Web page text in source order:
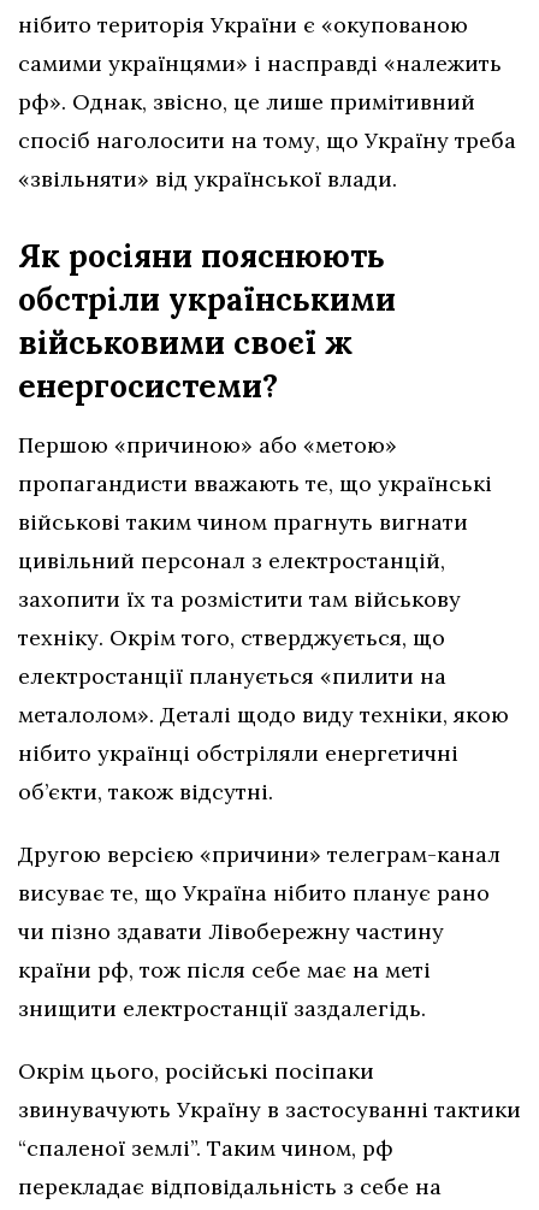
нібито територія України є «окупованою
самими українцями» і насправді «належить
рф». Однак, звісно, це лише примітивний
спосіб наголосити на тому, що Україну треба
«звільняти» від української влади.
Як росіяни пояснюють
обстріли українськими
військовими своєї ж
енергосистеми?
Першою «причиною» або «метою»
пропагандисти вважають те, що українські
військові таким чином прагнуть вигнати
цивільний персонал з електростанцій,
захопити їх та розмістити там військову
техніку. Окрім того, стверджується, що
електростанції планується «пилити на
металолом». Деталі щодо виду техніки, якою
нібито українці обстріляли енергетичні
об’єкти, також відсутні.
Другою версією «причини» телеграм-канал
висуває те, що Україна нібито планує рано
чи пізно здавати Лівобережну частину
країни рф, тож після себе має на меті
знищити електростанції заздалегідь.
Окрім цього, російські посіпаки
звинувачують Україну в застосуванні тактики
“спаленої землі”. Таким чином, рф
перекладає відповідальність з себе на